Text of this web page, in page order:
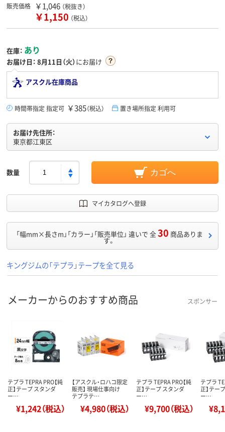
販売価格 ￥1,046 （税抜き）
￥1,150 （税込）
在庫： あり
お届け日： 8月11日（火）にお届け
アスクル在庫商品
時間帯指定 指定可 ￥385（税込） 置き場所指定 利用可
お届け先住所：
東京都江東区
数量 カゴへ
マイカタログへ登録
「幅mm×長さm」「カラー」「販売単位」 違いで 全30 商品ありま
す。
キングジムの「テプラ」テープを全て見る
メーカーからのおすすめ商品 スポンサー
テプラ TEPRA PRO【純
正】テープ スタンダ
ー…
¥1,242（税込）
【アスクル・ロハコ限定
販売】 現場仕事向け
テプラテ…
¥4,980（税込）
テプラ TEPRA PRO【純
正】テープ スタンダ
ー…
¥9,700（税込）
テプラ
正】テー
ー…